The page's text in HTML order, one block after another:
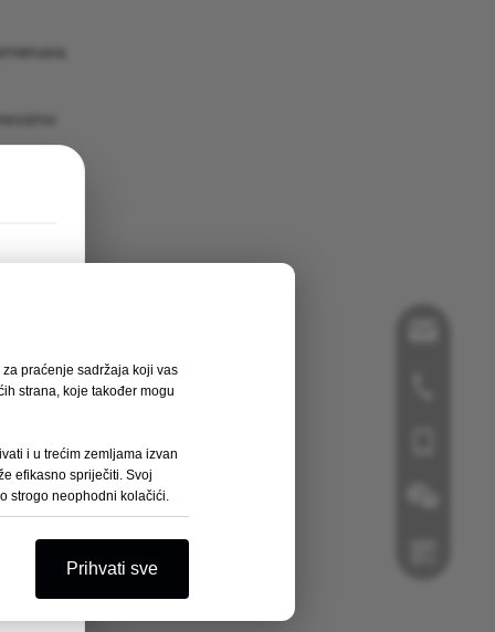
što
praćenje sadržaja koji vas
strana, koje također mogu
​​i u trećim zemljama izvan
efikasno spriječiti. Svoj
strogo neophodni kolačići.
Prihvati sve